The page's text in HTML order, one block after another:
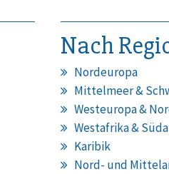
Nach
Nordeuropa
Mittelmeer &
Westeuropa &
Westafrika &
Karibik
Nord- und